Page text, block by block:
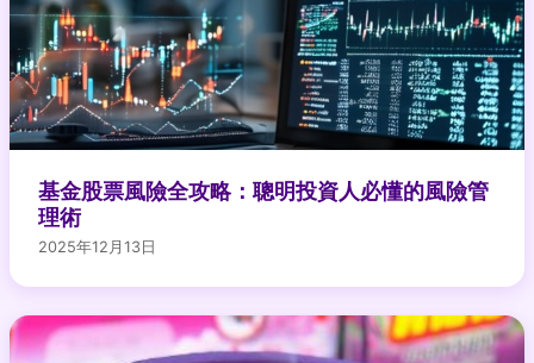
基金股票風險全攻略：聰明投資人必懂的風險管
理術
2025年12月13日